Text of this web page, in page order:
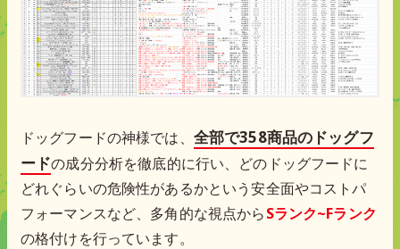
ドッグフードの神様では、 全部で358商品のドッグフ
ードの成分分析を徹底的に行い、どのドッグフードに
どれぐらいの危険性があるかという安全面やコストパ
フォーマンスなど、多角的な視点からSランク~Fランク
の格付けを行っています。